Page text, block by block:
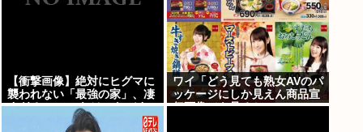
【衝撃画像】絶対にヒグマに
襲われない「最強の家」、凄
すぎるwwwこれは…ヤバす
ワイ「どう見ても熟女AVのパ
ッケージにしか見えん商品宣
伝画像でも見るか...」